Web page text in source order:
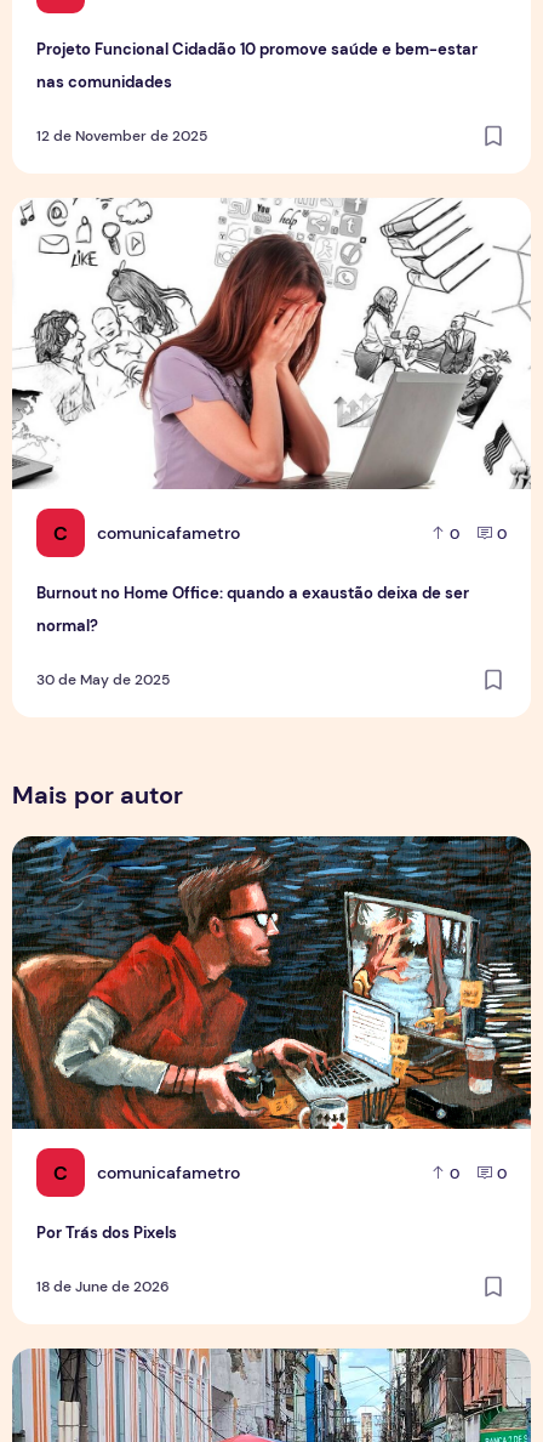
Projeto Funcional Cidadão 10 promove saúde e bem-estar
nas comunidades
12 de November de 2025
C comunicafametro 0 0
Burnout no Home Office: quando a exaustão deixa de ser
normal?
30 de May de 2025
Burnout no Home Office: quando a exaustão deixa de ser
Mais por autor
C comunicafametro 0 0
Por Trás dos Pixels
18 de June de 2026
Por Trás dos Pixels
Copa aquece vendas em setores específicos, mas não